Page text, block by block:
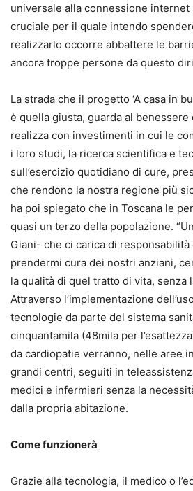
universale alla connessione internet
cruciale per il quale intendo
realizzarlo occorre abbattere le
ancora troppe persone da questo
La strada che il progetto ‘A casa in
è quella giusta, guarda al
realizza con investimenti in cui le
i loro studi, la ricerca scientifica e
sull’esercizio quotidiano di cure,
che rendono la nostra regione più
ha poi spiegato che in Toscana le
quasi un terzo della popolazione.
Giani- che ci carica di
prendermi cura dei nostri anziani,
la qualità di quel tratto di vita, senza
Attraverso l’implementazione
tecnologie da parte del sistema
cinquantamila (48mila per
da cardiopatie verranno, nelle aree
grandi centri, seguiti in
medici e infermieri senza la
dalla propria abitazione.
Come funzionerà
Grazie alla tecnologia, il medico o